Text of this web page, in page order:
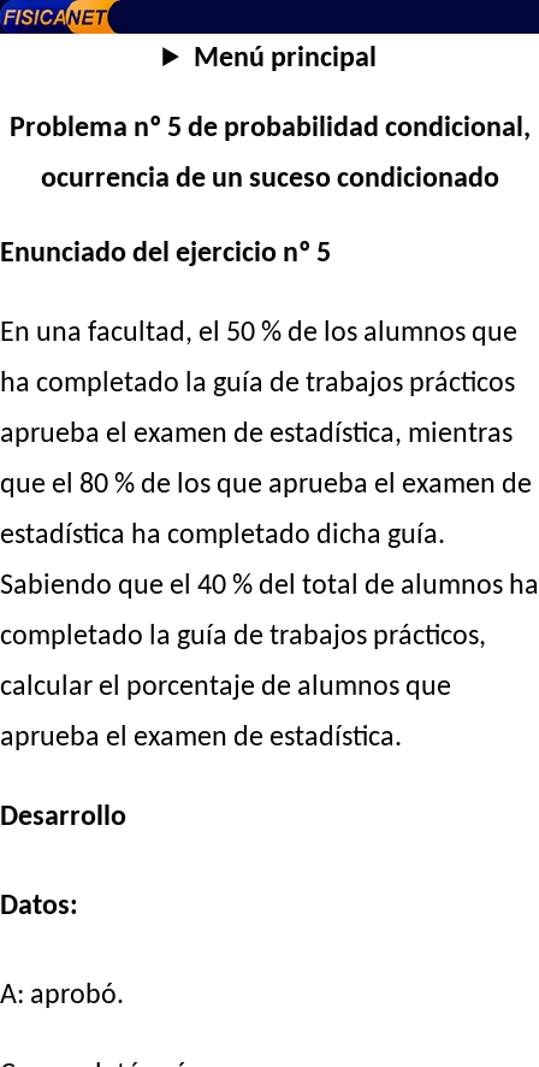
Menú principal
Problema nº 5 de probabilidad condicional,
ocurrencia de un suceso condicionado
Enunciado del ejercicio nº 5
En una facultad, el 50 % de los alumnos que
ha completado la guía de trabajos prácticos
aprueba el examen de estadística, mientras
que el 80 % de los que aprueba el examen de
estadística ha completado dicha guía.
Sabiendo que el 40 % del total de alumnos ha
completado la guía de trabajos prácticos,
calcular el porcentaje de alumnos que
aprueba el examen de estadística.
Desarrollo
Datos:
A: aprobó.